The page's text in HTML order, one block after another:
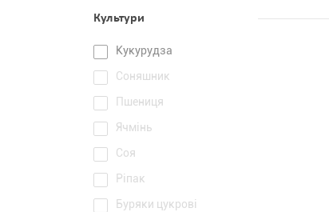
Культури
Кукурудза
Соняшник
Пшениця
Ячмінь
Соя
Ріпак
Буряки цукрові